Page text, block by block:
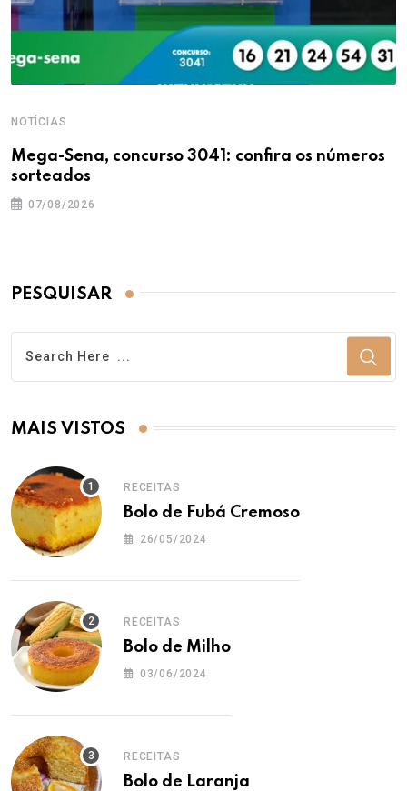
NOTÍCIAS
Mega-Sena, concurso 3041: confira os números
sorteados
07/08/2026
PESQUISAR
MAIS VISTOS
RECEITAS
Bolo de Fubá Cremoso
26/05/2024
RECEITAS
Bolo de Milho
03/06/2024
RECEITAS
Bolo de Laranja